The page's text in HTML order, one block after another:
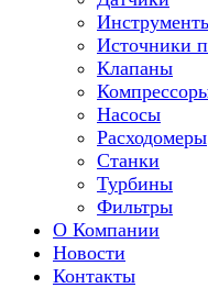
Источники
Клапаны
Насосы
Расходомеры
Станки
Турбины
Фильтры
О Компании
Новости
Контакты